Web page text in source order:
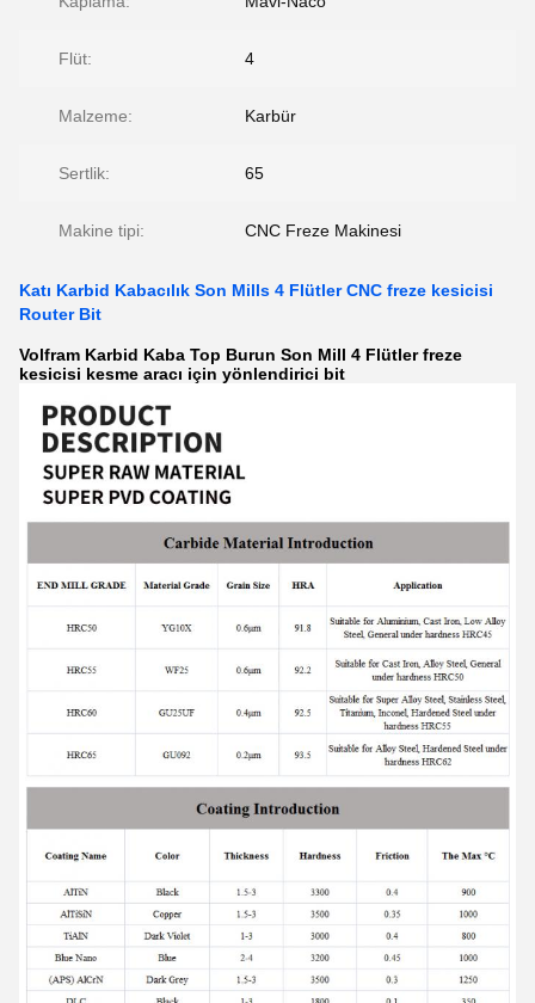
Flüt: 4
Malzeme: Karbür
Sertlik: 65
Makine tipi: CNC Freze Makinesi
Katı Karbid Kabacılık Son Mills 4 Flütler CNC freze kesicisi
Router Bit
Volfram Karbid Kaba Top Burun Son Mill 4 Flütler freze
kesicisi kesme aracı için yönlendirici bit